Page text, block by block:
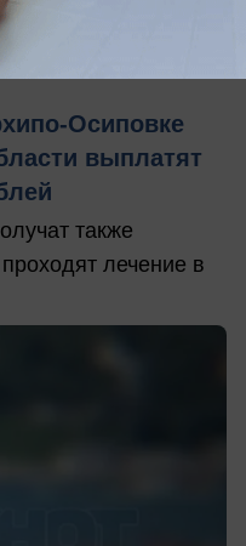
Осиповке
выплатят
также
лечение в